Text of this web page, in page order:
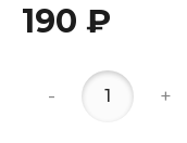
190 ₽
- +